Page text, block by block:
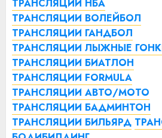
ТРАНСЛЯЦИИ НБА
ТРАНСЛЯЦИИ ВОЛЕЙБОЛ
ТРАНСЛЯЦИИ ГАНДБОЛ
ТРАНСЛЯЦИИ ЛЫЖНЫЕ
ТРАНСЛЯЦИИ БИАТЛОН
ТРАНСЛЯЦИИ FORMULA
ТРАНСЛЯЦИИ АВТО/МОТО
ТРАНСЛЯЦИИ БАДМИНТОН
ТРАНСЛЯЦИИ БИЛЬЯРД